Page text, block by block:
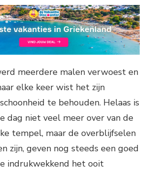
meerdere malen verwoest en
elke keer wist het zijn
te behouden. Helaas is
dag niet veel meer over van de
tempel, maar de overblijfselen
zijn, geven nog steeds een goed
indrukwekkend het ooit